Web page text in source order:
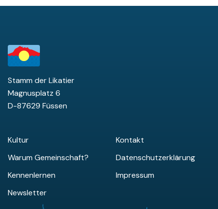
Stamm der Likatier
Magnusplatz 6
D-87629 Füssen
Kultur
Warum Gemeinschaft?
Kennenlernen
Newsletter
Kontakt
Datenschutzerklärung
Impressum